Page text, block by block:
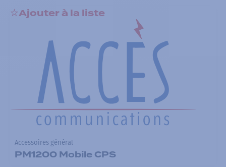
Ajouter à la liste
Accessoires général
PM1200 Mobile CPS